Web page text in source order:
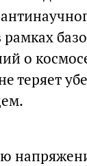
рамках
о
теряет